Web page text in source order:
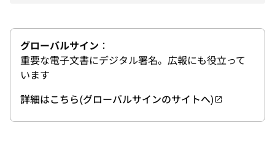
グローバルサイン ：
重要な電子文書にデジタル署名。広報にも役立って
います
詳細はこちら(グローバルサインのサイトへ)
新
し